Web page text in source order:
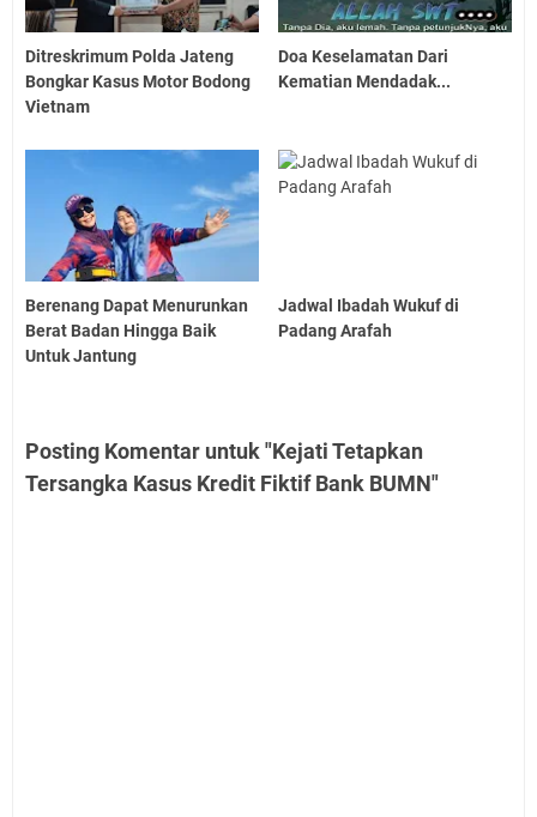
Ditreskrimum Polda Jateng
Bongkar Kasus Motor Bodong
Vietnam
Doa Keselamatan Dari
Kematian Mendadak...
Berenang Dapat Menurunkan
Berat Badan Hingga Baik
Untuk Jantung
Jadwal Ibadah Wukuf di
Padang Arafah
Posting Komentar untuk "Kejati Tetapkan
Tersangka Kasus Kredit Fiktif Bank BUMN"